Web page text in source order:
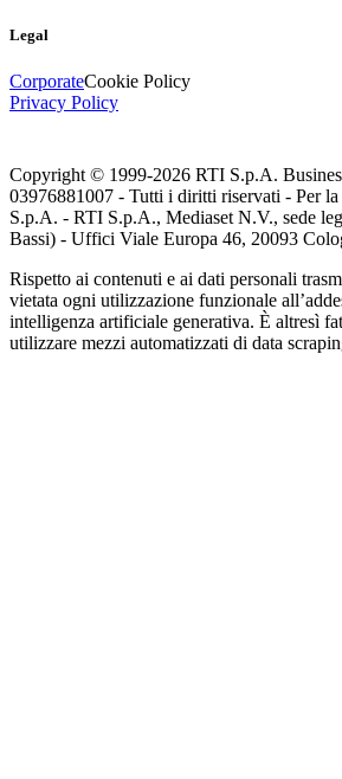
Legal
CorporateCookie Policy
Privacy Policy
Copyright © 1999-2026 RTI S.p.A.
03976881007 - Tutti i diritti riservati - Per
S.p.A. - RTI S.p.A., Mediaset N.V., sede
Bassi) - Uffici Viale Europa 46, 20093
Rispetto ai contenuti e ai dati personali
vietata ogni utilizzazione funzionale
intelligenza artificiale generativa. È altresì
utilizzare mezzi automatizzati di data